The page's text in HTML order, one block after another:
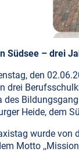
Südsee – drei
den
drei
des
Heide, dem
wurde von
Motto